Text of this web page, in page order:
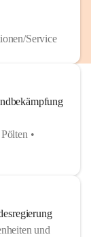
Service
•
und